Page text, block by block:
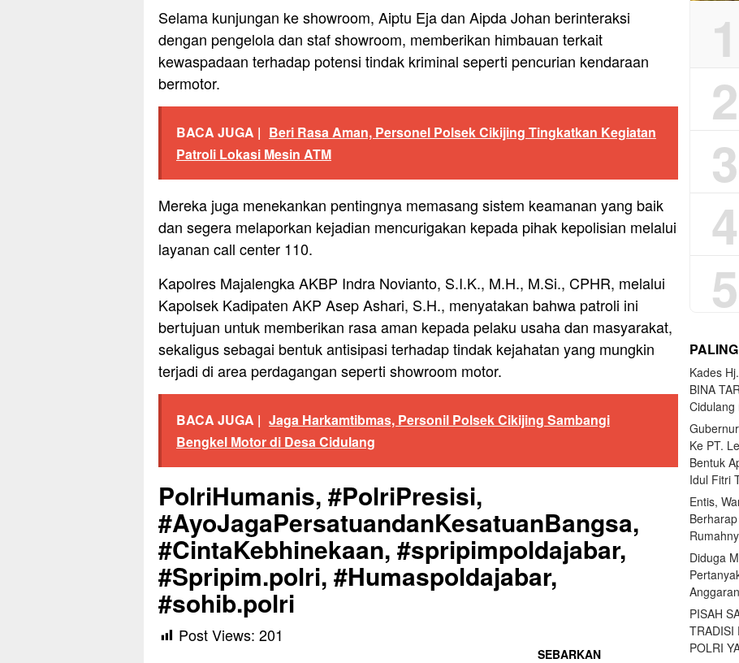
Selama kunjungan ke showroom, Aiptu Eja dan Aipda Johan berinteraksi
dengan pengelola dan staf showroom, memberikan himbauan terkait
kewaspadaan terhadap potensi tindak kriminal seperti pencurian kendaraan
bermotor.
BACA JUGA | Beri Rasa Aman, Personel Polsek Cikijing Tingkatkan Kegiatan
Patroli Lokasi Mesin ATM
Mereka juga menekankan pentingnya memasang sistem keamanan yang baik
dan segera melaporkan kejadian mencurigakan kepada pihak kepolisian melalui
layanan call center 110.
Kapolres Majalengka AKBP Indra Novianto, S.I.K., M.H., M.Si., CPHR, melalui
Kapolsek Kadipaten AKP Asep Ashari, S.H., menyatakan bahwa patroli ini
bertujuan untuk memberikan rasa aman kepada pelaku usaha dan masyarakat,
sekaligus sebagai bentuk antisipasi terhadap tindak kejahatan yang mungkin
terjadi di area perdagangan seperti showroom motor.
BACA JUGA | Jaga Harkamtibmas, Personil Polsek Cikijing Sambangi
Bengkel Motor di Desa Cidulang
PolriHumanis, #PolriPresisi,
#AyoJagaPersatuandanKesatuanBangsa,
#CintaKebhinekaan, #spripimpoldajabar,
#Spripim.polri, #Humaspoldajabar,
#sohib.polri
Post Views: 201
SEBARKAN
1
2
3
4
5
Kades
BINA
Cidulang
Ke PT.
Bentuk
Idul Fitri
Entis,
Diduga
PISAH
TRADISI
POLRI